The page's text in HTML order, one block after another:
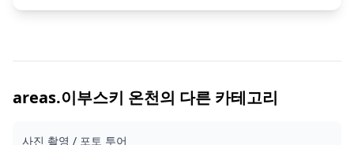
트롤리에 탑승해 유서 깊은 광갱 깊숙이 천천히 내려가면, 등
을 만들어 냅니다. 지하 양조장에 도착하면 은은한 빛 속에 소
발을 디딘 듯한 느낌을 받게 됩니다. 투어가 끝난 후에는 하마
다 슈조(濱田酒造)가 빚은 소주와 사케 8종을 시음하는 시간이
볼 수 있는 금박 매실주도 포함되어 있습니다. 전문 가이드가
areas.이부스키 온천의 다른 카테고리
사진 촬영 / 포토 투어